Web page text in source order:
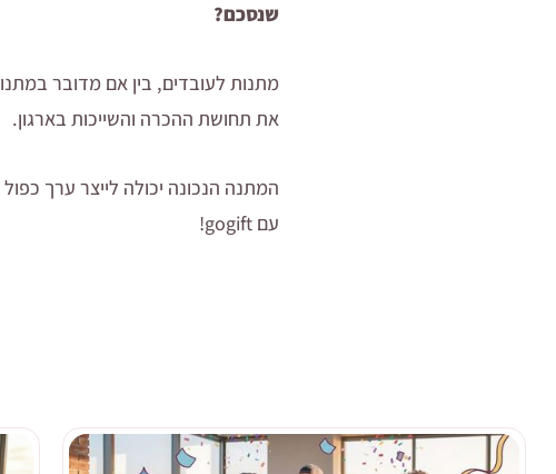
שנסכם?
מתנות לעובדים, בין אם מדובר
את תחושת ההכרה והשייכות בארגון.
המתנה הנכונה יכולה לייצר ערך
עם gogift!